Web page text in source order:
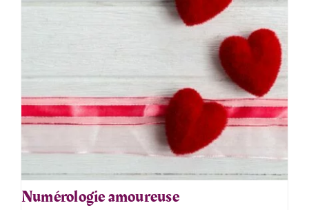
Numérologie amoureuse